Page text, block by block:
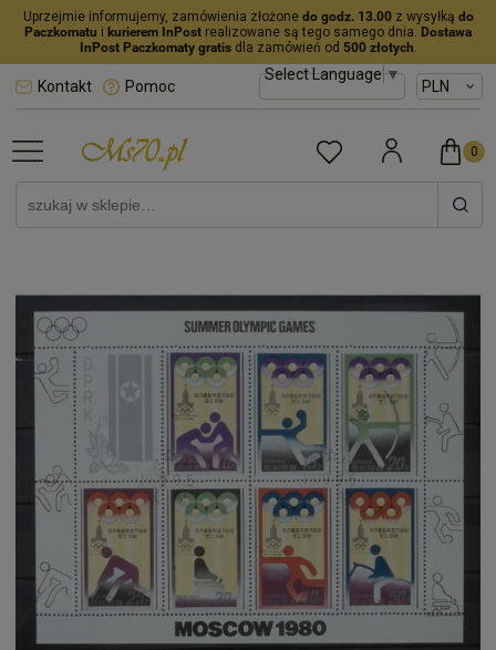
Uprzejmie informujemy, zamówienia złożone do godz. 13.00z wysyłką do
Paczkomatu i kurierem InPost realizowane są tego samego dnia. Dostawa
InPost Paczkomaty gratisdla zamówień od 500 złotych.
Select Language▼
Kontakt Pomoc